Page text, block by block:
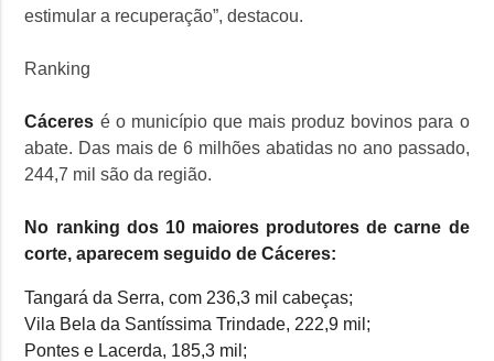
estimular a recuperação”, destacou.
Ranking
Cáceres é o município que mais produz bovinos para o
abate. Das mais de 6 milhões abatidas no ano passado,
244,7 mil são da região.
No ranking dos 10 maiores produtores de carne de
corte, aparecem seguido de Cáceres:
Tangará da Serra, com 236,3 mil cabeças;
Vila Bela da Santíssima Trindade, 222,9 mil;
Pontes e Lacerda, 185,3 mil;